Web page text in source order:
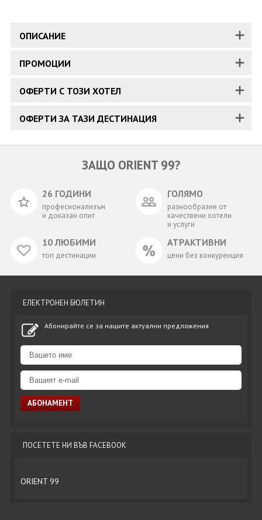
ОПИСАНИЕ
ПРОМОЦИИ
ОФЕРТИ С ТОЗИ ХОТЕЛ
ОФЕРТИ ЗА ТАЗИ ДЕСТИНАЦИЯ
ЗАЩО ORIENT 99?
26 ГОДИНИ
професионализъм
и доказан опит
ГОЛЯМО
разнообразие от
качествени хотели
и услуги
10 ЛЮБИМИ
топ дестинации
АТРАКТИВНИ
цени без конкуренция
ЕЛЕКТРОНЕН БЮЛЕТИН
Абонирайте се за нашите актуални предложения
ПОСЕТЕТЕ НИ ВЪВ FACEBOOK
ORIENT 99